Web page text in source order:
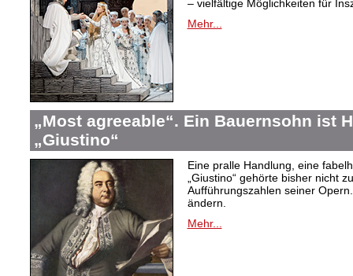
– vielfältige Möglichkeiten für
Mehr...
„Most agreeable“. Ein Bauernsohn ist
„Giustino“
Eine pralle Handlung, eine
„Giustino“ gehörte bisher nicht
Aufführungszahlen seiner
ändern.
Mehr...